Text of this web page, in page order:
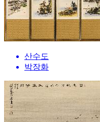
산수도
박장화